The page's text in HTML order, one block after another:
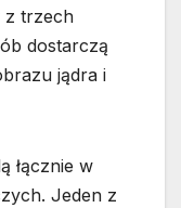
z trzech
dostarczą
jądra i
łącznie w
Jeden z